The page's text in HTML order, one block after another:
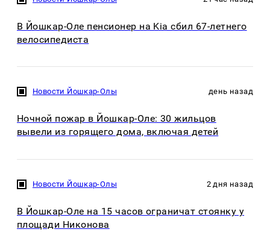
В Йошкар-Оле пенсионер на Kia сбил 67-летнего
велосипедиста
Новости Йошкар-Олы день назад
Ночной пожар в Йошкар-Оле: 30 жильцов
вывели из горящего дома, включая детей
Новости Йошкар-Олы 2 дня назад
В Йошкар-Оле на 15 часов ограничат стоянку у
площади Никонова